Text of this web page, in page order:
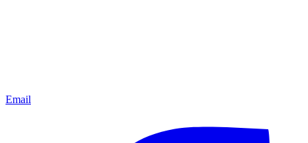
Email